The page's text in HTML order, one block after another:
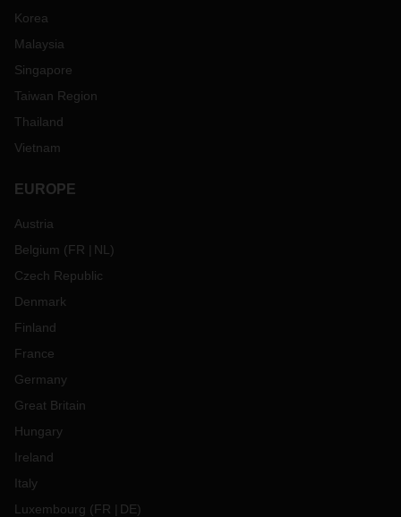
Korea
Malaysia
Singapore
Taiwan Region
Thailand
Vietnam
EUROPE
Austria
Belgium (FR NL )
Czech Republic
Denmark
Finland
France
Germany
Great Britain
Hungary
Ireland
Italy
Luxembourg (FR DE)